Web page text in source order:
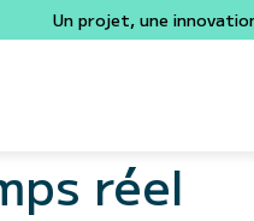
Un projet, une
réel